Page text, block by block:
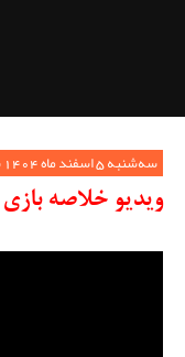
سه‌شنبه 5 اسفند ماه 1404 ساعت 09:40
ویدیو خلاصه